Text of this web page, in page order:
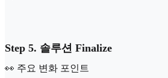
Step 5. 솔루션 Finalize
👀 주요 변화 포인트